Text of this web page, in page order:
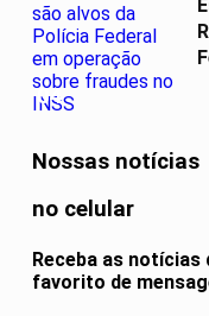
04
Nossas notícias
no celular
Receba as
favorito de